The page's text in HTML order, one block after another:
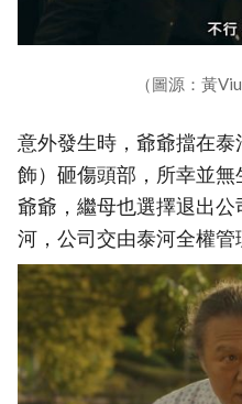
（圖源：黃
意外發生時，爺爺擋在
飾）砸傷頭部，所幸並
爺爺，繼母也選擇退出
河，公司交由泰河全權管